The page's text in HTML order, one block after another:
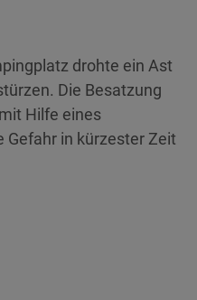
drohte ein Ast
Die Besatzung
Hilfe eines
Gefahr in kürzester Zeit